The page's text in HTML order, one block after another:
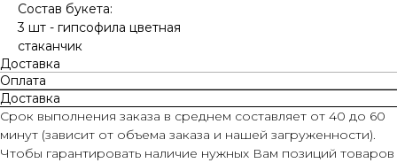
Состав букета:
3 шт - гипсофила цветная
стаканчик
Доставка
Оплата
Доставка
Срок выполнения заказа в среднем составляет от 40 до 60
минут (зависит от объема заказа и нашей загруженности).
Чтобы гарантировать наличие нужных Вам позиций товаров